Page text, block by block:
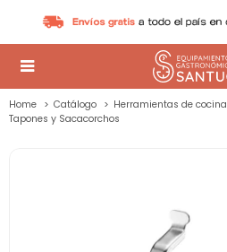

Home Catálogo Herramientas de cocina
Tapones y Sacacorchos